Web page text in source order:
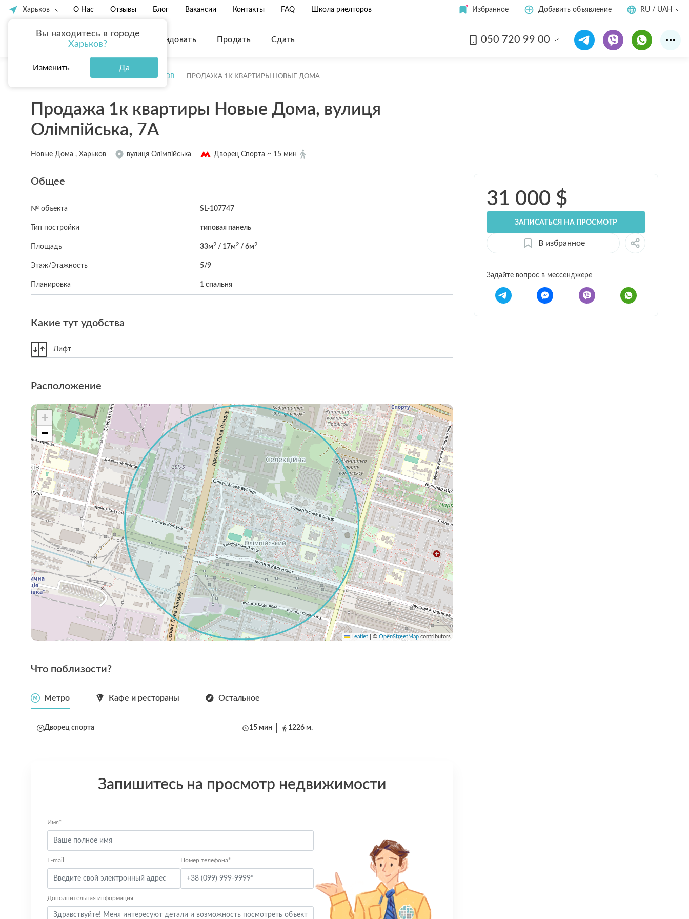
Харьков
Вы находитесь в городе
Харьков?
Изменить Да
О Нас Отзывы Блог Вакансии Контакты FAQ Школа риелторов Избранное Добавить объявление RU / UAH
Купить Арендовать Продать Сдать 050 720 99 00Смотреть все8 фото
ПРОДАЖА КВАРТИР ХАРЬКОВ ПРОДАЖА 1К КВАРТИРЫ НОВЫЕ ДОМА
Продажа 1к квартиры Новые Дома, вулиця
Олімпійська, 7А
Новые Дома , Харьков вулиця Олімпійська Дворец Спорта ~ 15 мин
Общее
№ объекта SL-107747
Тип постройки типовая панель
Площадь 33м2/ 17м2/ 6м2
Этаж/Этажность 5/9
Планировка 1 спальня
Какие тут удобства
Лифт
Расположение
+
−
Leaflet © OpenStreetMap contributors
Что поблизости?
Метро Кафе и рестораны Остальное
Дворец спорта 15 мин 1226 м.
Запишитесь на просмотр недвижимости
Имя*
E-mail Номер телефона*
Дополнительная информация
31 000 $
ЗАПИСАТЬСЯ НА ПРОСМОТР
В избранное
Задайте вопрос в мессенджере